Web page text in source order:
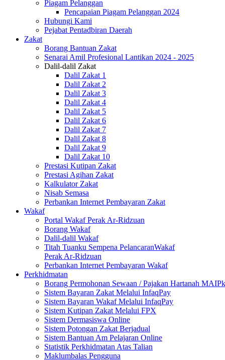
Piagam Pelanggan
Pencapaian Piagam Pelanggan 2024
Hubungi Kami
Pejabat Pentadbiran Daerah
Zakat
Borang Bantuan Zakat
Senarai Amil Profesional Lantikan 2024 - 2025
Dalil-dalil Zakat
Dalil Zakat 1
Dalil Zakat 2
Dalil Zakat 3
Dalil Zakat 4
Dalil Zakat 5
Dalil Zakat 6
Dalil Zakat 7
Dalil Zakat 8
Dalil Zakat 9
Dalil Zakat 10
Prestasi Kutipan Zakat
Prestasi Agihan Zakat
Kalkulator Zakat
Nisab Semasa
Perbankan Internet Pembayaran Zakat
Wakaf
Portal Wakaf Perak Ar-Ridzuan
Borang Wakaf
Dalil-dalil Wakaf
Titah Tuanku Sempena PelancaranWakaf
Perak Ar-Ridzuan
Perbankan Internet Pembayaran Wakaf
Perkhidmatan
Borang Permohonan Sewaan / Pajakan Hartanah MAIPk
Sistem Bayaran Zakat Melalui InfaqPay
Sistem Bayaran Wakaf Melalui InfaqPay
Sistem Kutipan Zakat Melalui FPX
Sistem Dermasiswa Online
Sistem Potongan Zakat Berjadual
Sistem Bantuan Am Pelajaran Online
Statistik Perkhidmatan Atas Talian
Maklumbalas Pengguna